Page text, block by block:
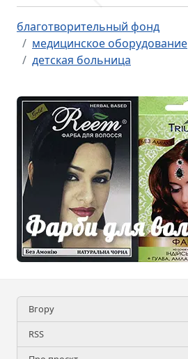
благотворительный фонд
медицинское оборудование
детская больница
Вгору
RSS